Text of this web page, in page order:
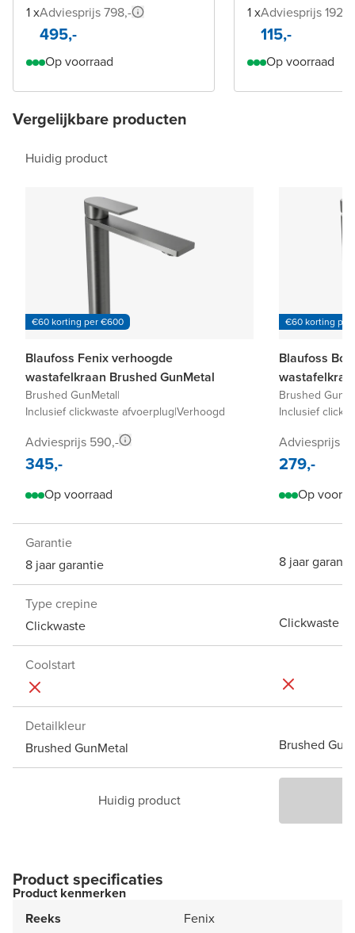
1 xAdviesprijs 798,-
495,-
Op voorraad
1 xAdviesprijs 192,-
115,-
Op voorraad
Vergelijkbare producten
Huidig product
€60 korting per €600
Blaufoss Fenix verhoogde
wastafelkraan Brushed GunMetal
Brushed GunMetal|
Inclusief clickwaste afvoerplug|Verhoogd
Adviesprijs 590,-
345,-
Op voorraad
€60 korting per
Blaufoss
Brushed
Inclusief
Adviesprijs
279,-
Op
Garantie
8 jaar garantie
8 jaar
Type crepine
Clickwaste
Clickwaste
Coolstart
Detailkleur
Brushed GunMetal
Brushed
Huidig product
Product specificaties
Product kenmerken
Reeks
Fenix